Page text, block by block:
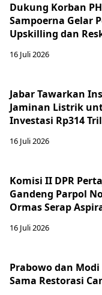
Dukung Korban
Sampoerna Gelar
Upskilling dan
16 Juli 2026
Jabar Tawarkan
Jaminan Listrik
Investasi Rp314
16 Juli 2026
Komisi II DPR
Gandeng Parpol
Ormas Serap
16 Juli 2026
Prabowo dan Modi
Sama Restorasi